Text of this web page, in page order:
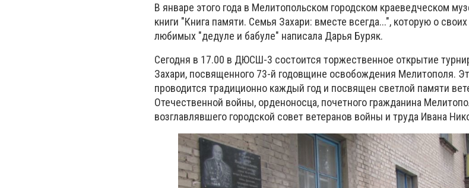
В январе этого года в Мелитопольском городском краеведческом
книги "Книга памяти. Семья Захари: вместе всегда...", которую о
любимых "дедуле и бабуле" написала Дарья Буряк.
Сегодня в 17.00 в ДЮСШ-3 состоится торжественное открытие
Захари, посвященного 73-й годовщине освобождения Мелитополя.
проводится традиционно каждый год и посвящен светлой памяти
Отечественной войны, орденоносца, почетного гражданина
возглавлявшего городской совет ветеранов войны и труда Ивана